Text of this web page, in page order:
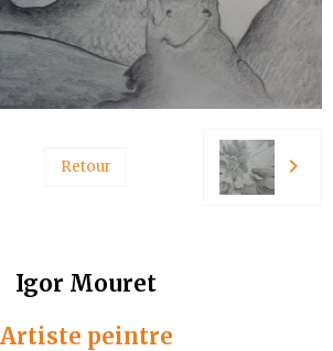
Retour
Igor Mouret
Artiste peintre